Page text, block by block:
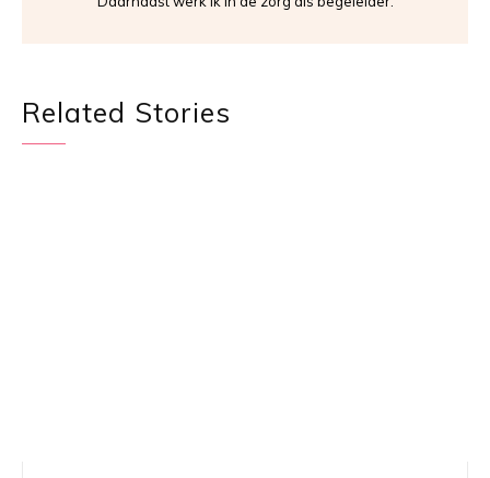
Related Stories